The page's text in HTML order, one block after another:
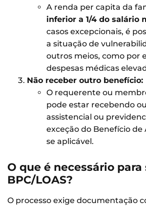
A renda per capita da
inferior a 1/4 do salário
casos excepcionais, é
a situação de
outros meios, como por
despesas médicas
Não receber outro benefício:
O requerente ou
pode estar recebendo
assistencial ou
exceção do Benefício de
se aplicável.
O que é necessário
BPC/LOAS?
O processo exige documentação